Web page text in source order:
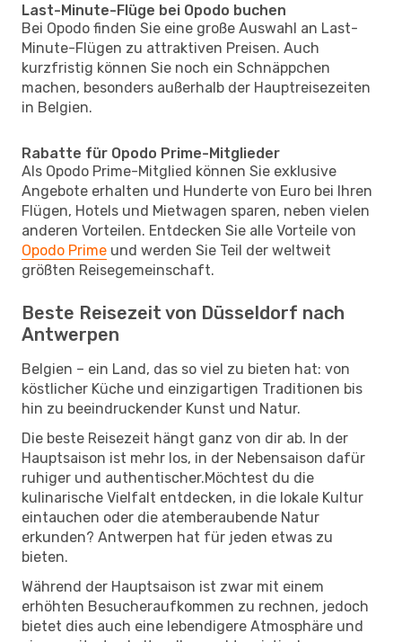
Last-Minute-Flüge bei Opodo buchen
Bei Opodo finden Sie eine große Auswahl an Last-
Minute-Flügen zu attraktiven Preisen. Auch
kurzfristig können Sie noch ein Schnäppchen
machen, besonders außerhalb der Hauptreisezeiten
in Belgien.
Rabatte für Opodo Prime-Mitglieder
Als Opodo Prime-Mitglied können Sie exklusive
Angebote erhalten und Hunderte von Euro bei Ihren
Flügen, Hotels und Mietwagen sparen, neben vielen
anderen Vorteilen. Entdecken Sie alle Vorteile von
Opodo Prime und werden Sie Teil der weltweit
größten Reisegemeinschaft.
Beste Reisezeit von Düsseldorf nach
Antwerpen
Belgien – ein Land, das so viel zu bieten hat: von
köstlicher Küche und einzigartigen Traditionen bis
hin zu beeindruckender Kunst und Natur.
Die beste Reisezeit hängt ganz von dir ab. In der
Hauptsaison ist mehr los, in der Nebensaison dafür
ruhiger und authentischer.Möchtest du die
kulinarische Vielfalt entdecken, in die lokale Kultur
eintauchen oder die atemberaubende Natur
erkunden? Antwerpen hat für jeden etwas zu
bieten.
Während der Hauptsaison ist zwar mit einem
erhöhten Besucheraufkommen zu rechnen, jedoch
bietet dies auch eine lebendigere Atmosphäre und